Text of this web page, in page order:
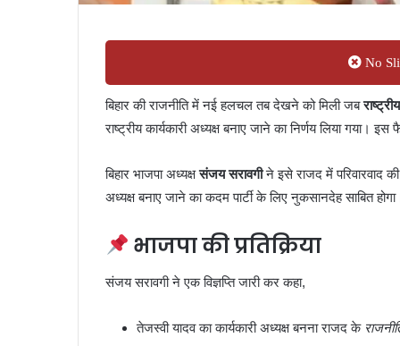
No
बिहार की राजनीति में नई हलचल तब देखने को मिली जब
राष्ट्रीय कार्यकारी अध्यक्ष बनाए जाने का निर्णय लिया गया।
बिहार भाजपा अध्यक्षसंजय सरावगीने इसे राजद में परिवारवाद की
अध्यक्ष बनाए जाने का कदम पार्टी के लिए नुकसानदेह साबित
भाजपा की प्रतिक्रिया
संजय सरावगी ने एक विज्ञप्ति जारी कर कहा,
तेजस्वी यादव का कार्यकारी अध्यक्ष बनना राजद के